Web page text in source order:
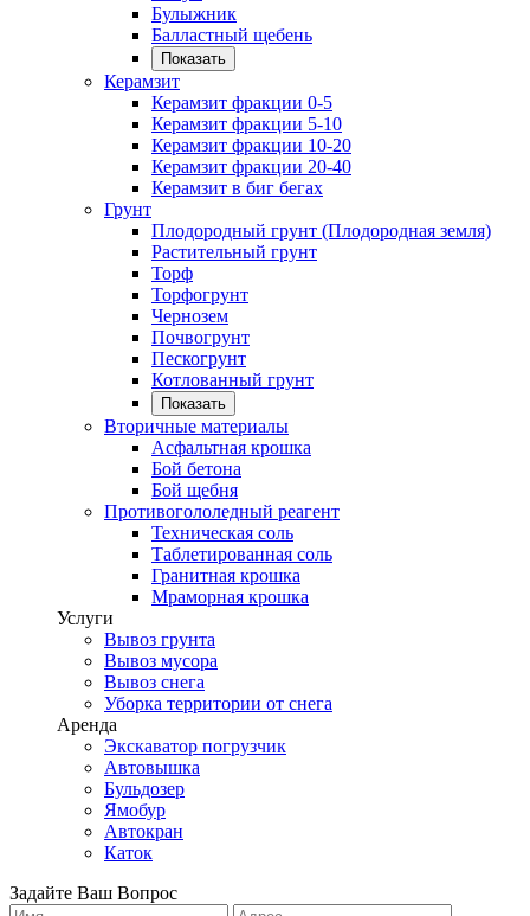
Булыжник
Балластный щебень
Показать
Керамзит
Керамзит фракции 0-5
Керамзит фракции 5-10
Керамзит фракции 10-20
Керамзит фракции 20-40
Керамзит в биг бегах
Грунт
Плодородный грунт (Плодородная земля)
Растительный грунт
Торф
Торфогрунт
Чернозем
Почвогрунт
Пескогрунт
Котлованный грунт
Показать
Вторичные материалы
Асфальтная крошка
Бой бетона
Бой щебня
Противогололедный реагент
Техническая соль
Таблетированная соль
Гранитная крошка
Мраморная крошка
Услуги
Вывоз грунта
Вывоз мусора
Вывоз снега
Уборка территории от снега
Аренда
Экскаватор погрузчик
Автовышка
Бульдозер
Ямобур
Автокран
Каток
Задайте Ваш Вопрос